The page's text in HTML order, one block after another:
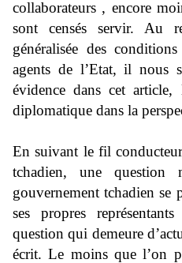
collaborateurs , encore
sont censés servir. Au
généralisée des
agents de l’Etat, il nous
évidence dans cet
diplomatique dans la
En suivant le fil
tchadien, une question
gouvernement tchadien se
ses propres
question qui demeure
écrit. Le moins que l’on